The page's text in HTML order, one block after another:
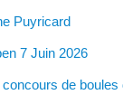
Puyricard
7 Juin 2026
de